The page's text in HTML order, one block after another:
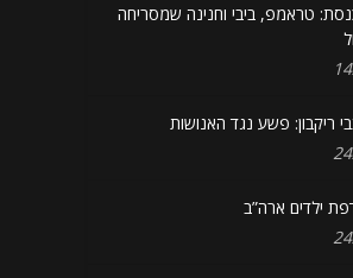
טראמפ, ביבי וחנינה שמסריחה
ריקבון: פשע נגד האנושות
ילדים ארה”ב